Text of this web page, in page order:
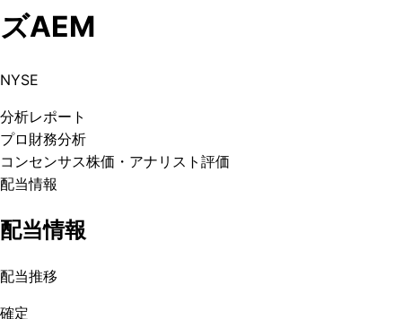
ズAEM
NYSE
分析レポート
プロ 財務分析
コンセンサス株価 ・アナリスト評価
配当情報
配当情報
配当推移
確定